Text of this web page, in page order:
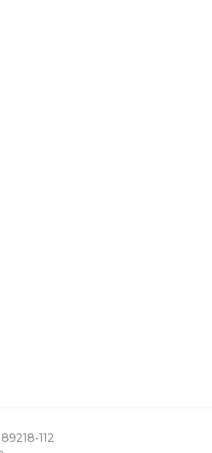
112